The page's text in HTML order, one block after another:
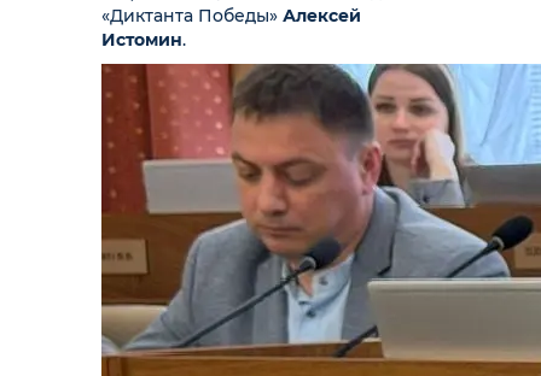
«Диктанта Победы» Алексей
Истомин.